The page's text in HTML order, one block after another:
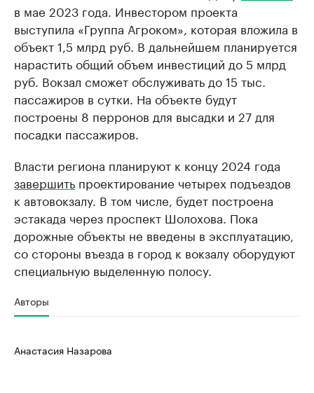
в мае 2023 года. Инвестором проекта
выступила «Группа Агроком», которая вложила в
объект 1,5 млрд руб. В дальнейшем планируется
нарастить общий объем инвестиций до 5 млрд
руб. Вокзал сможет обслуживать до 15 тыс.
пассажиров в сутки. На объекте будут
построены 8 перронов для высадки и 27 для
посадки пассажиров.
Власти региона планируют к концу 2024 года
завершить проектирование четырех подъездов
к автовокзалу. В том числе, будет построена
эстакада через проспект Шолохова. Пока
дорожные объекты не введены в эксплуатацию,
со стороны въезда в город к вокзалу оборудуют
специальную выделенную полосу.
Авторы
Анастасия Назарова